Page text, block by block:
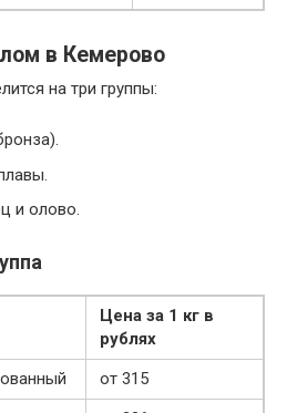
в Кемерово
на три группы:
и олово.
Цена за 1 кг в
рублях
от 315